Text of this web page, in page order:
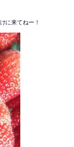
に来てねー！